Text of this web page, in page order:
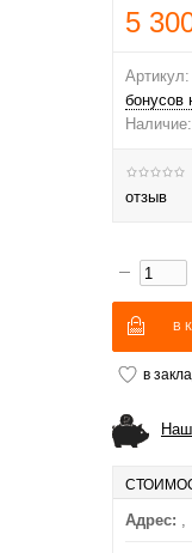
5
Артикул:
бонусов
Наличие:
отзыв
В
в
Адрес: ,